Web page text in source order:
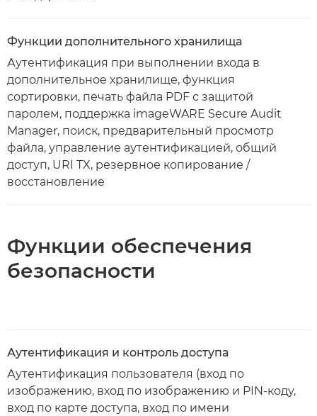
Функции дополнительного хранилища
Аутентификация при выполнении входа в
дополнительное хранилище, функция
сортировки, печать файла PDF с защитой
паролем, поддержка imageWARE Secure Audit
Manager, поиск, предварительный просмотр
файла, управление аутентификацией, общий
доступ, URI TX, резервное копирование /
восстановление
Функции обеспечения
безопасности
Аутентификация и контроль доступа
Аутентификация пользователя (вход по
изображению, вход по изображению и PIN-коду,
вход по карте доступа, вход по имени